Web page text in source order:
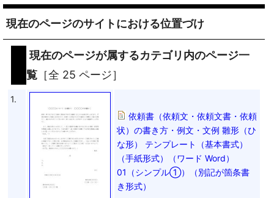
現在のページのサイトにおける位置づけ
現在のページが属するカテゴリ内のページ一
覧 ［全 25 ページ］
1.
依頼書（依頼文・依頼文書・依頼
状）の書き方・例文・文例 雛形（ひ
な形） テンプレート（基本書式）
（手紙形式）（ワード Word）
01（シンプル①）（別記が箇条書
き形式）